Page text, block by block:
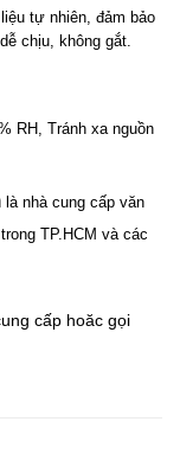
tự nhiên, đảm bảo
chịu, không gắt.
RH, Tránh xa nguồn
là nhà cung cấp văn
TP.HCM và các
cấp hoăc gọi